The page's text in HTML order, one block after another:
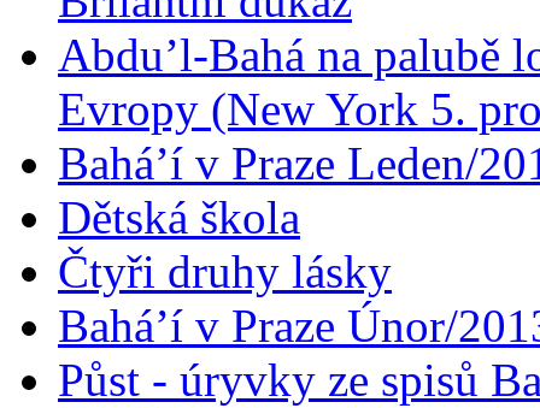
Abdu’l-Bahá na palubě
Evropy (New York 5.
Bahá’í v Praze Leden/
Dětská škola
Čtyři druhy lásky
Bahá’í v Praze Únor/
Půst - úryvky ze spisů